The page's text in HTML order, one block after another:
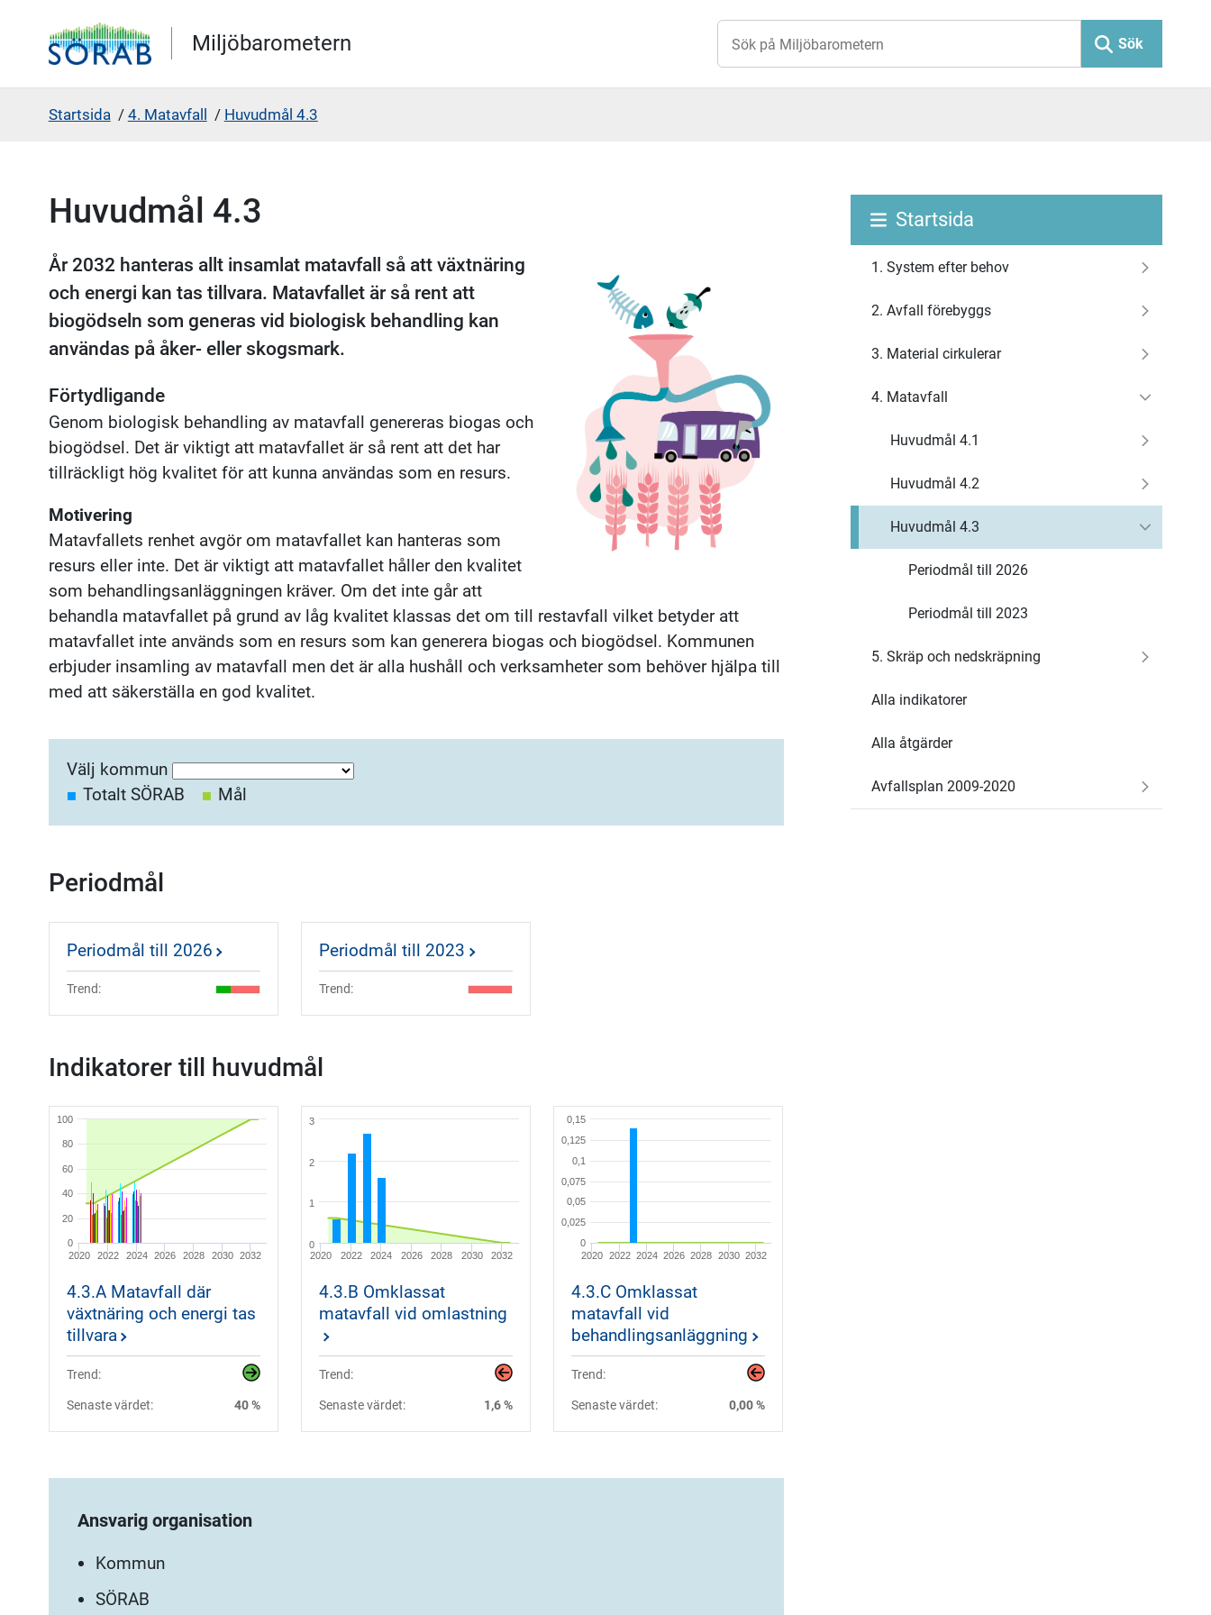
Miljöbarometern Sök
Startsida / 4. Matavfall / Huvudmål 4.3
Huvudmål 4.3
År 2032 hanteras allt insamlat matavfall så att växtnäring
och energi kan tas tillvara. Matavfallet är så rent att
biogödseln som generas vid biologisk behandling kan
användas på åker- eller skogsmark.
Förtydligande
Genom biologisk behandling av matavfall genereras biogas och
biogödsel. Det är viktigt att matavfallet är så rent att det har
tillräckligt hög kvalitet för att kunna användas som en resurs.
Motivering
Matavfallets renhet avgör om matavfallet kan hanteras som
resurs eller inte. Det är viktigt att matavfallet håller den kvalitet
som behandlingsanläggningen kräver. Om det inte går att
behandla matavfallet på grund av låg kvalitet klassas det om till restavfall vilket betyder att
matavfallet inte används som en resurs som kan generera biogas och biogödsel. Kommunen
erbjuder insamling av matavfall men det är alla hushåll och verksamheter som behöver hjälpa till
med att säkerställa en god kvalitet.
Välj kommun
Totalt SÖRAB
Mål
Periodmål
Periodmål till 2026
Trend:
Periodmål till 2023
Trend:
Indikatorer till huvudmål
2022 2024
2020 2026 2028 2030 2032
0
20
40
60
80
100
4.3.A Matavfall där
växtnäring och energi tas
tillvara
Trend:
Senaste värdet: 40 %
2022 2024
2020 2026 2028 2030 2032
0
1
2
3
4.3.B Omklassat
matavfall vid omlastning
Trend:
Senaste värdet: 1,6 %
2022 2024
2020 2026 2028 2030 2032
0
0,025
0,05
0,075
0,1
0,125
0,15
4.3.C Omklassat
matavfall vid
behandlingsanläggning
Trend:
Senaste värdet: 0,00 %
Ansvarig organisation
Kommun
SÖRAB
Startsida
1. System efter behov
2. Avfall förebyggs
3. Material cirkulerar
4. Matavfall
Huvudmål 4.1
Huvudmål 4.2
Huvudmål 4.3
Periodmål till 2026
Periodmål till 2023
5. Skräp och nedskräpning
Alla indikatorer
Alla åtgärder
Avfallsplan 2009-2020